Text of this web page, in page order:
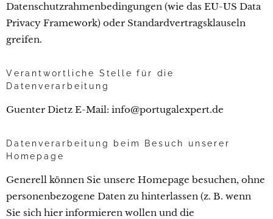
Datenschutzrahmenbedingungen (wie das EU-US Data
Privacy Framework) oder Standardvertragsklauseln
greifen.
Verantwortliche Stelle für die
Datenverarbeitung
Guenter Dietz E-Mail: info@portugalexpert.de
Datenverarbeitung beim Besuch unserer
Homepage
Generell können Sie unsere Homepage besuchen, ohne
personenbezogene Daten zu hinterlassen (z. B. wenn
Sie sich hier informieren wollen und die